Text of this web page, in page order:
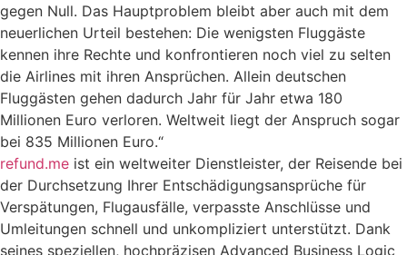
gegen Null. Das Hauptproblem bleibt aber auch mit dem
neuerlichen Urteil bestehen: Die wenigsten Fluggäste
kennen ihre Rechte und konfrontieren noch viel zu selten
die Airlines mit ihren Ansprüchen. Allein deutschen
Fluggästen gehen dadurch Jahr für Jahr etwa 180
Millionen Euro verloren. Weltweit liegt der Anspruch sogar
bei 835 Millionen Euro.“
refund.me ist ein weltweiter Dienstleister, der Reisende bei
der Durchsetzung Ihrer Entschädigungsansprüche für
Verspätungen, Flugausfälle, verpasste Anschlüsse und
Umleitungen schnell und unkompliziert unterstützt. Dank
seines speziellen, hochpräzisen Advanced Business Logic